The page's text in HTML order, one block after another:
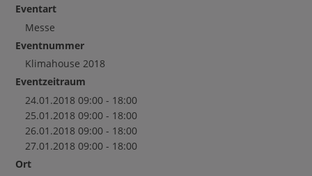
Eventart
Messe
Eventnummer
Klimahouse 2018
Eventzeitraum
24.01.2018 09:00 - 18:00
25.01.2018 09:00 - 18:00
26.01.2018 09:00 - 18:00
27.01.2018 09:00 - 18:00
Ort